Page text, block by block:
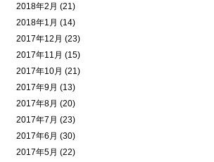
2018年2月 (21)
2018年1月 (14)
2017年12月 (23)
2017年11月 (15)
2017年10月 (21)
2017年9月 (13)
2017年8月 (20)
2017年7月 (23)
2017年6月 (30)
2017年5月 (22)